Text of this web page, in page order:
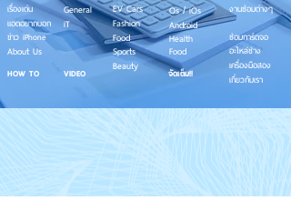
EV Cars
Fashion
Food
Sports
Beauty
Os / iOs
Android
Health
Food
งานซ่อมต่างๆ
ซ่อมการ์ดจอ
อะไหล่ช่าง
เครื่องมือสอง
เกี่ยวกับเรา
General
iT
เรื่องเด่น
แอดอยากบอก
About Us
ข่าว iPhone
จัดเต็ม!!
HOW TO VIDEO